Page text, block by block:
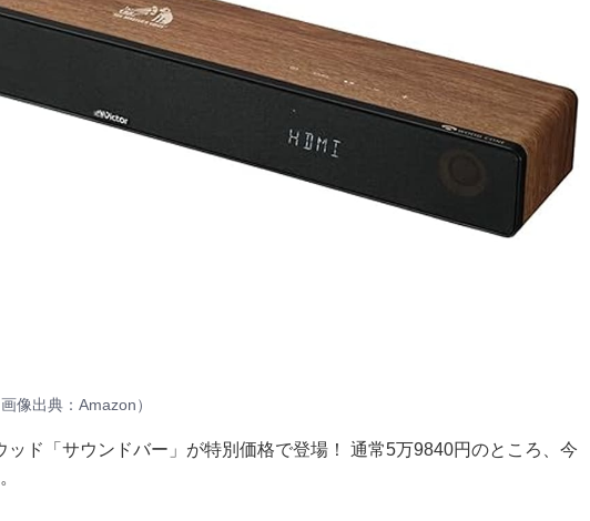
像出典：Amazon）
ッド「サウンドバー」が特別価格で登場！ 通常5万9840円のところ、今